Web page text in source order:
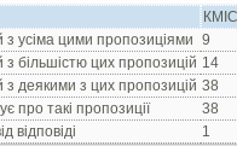
КМІС
усіма цими пропозиціями
9
більшістю цих пропозицій 14
деякими з цих пропозицій 38
про такі пропозиції
38
відповіді
1